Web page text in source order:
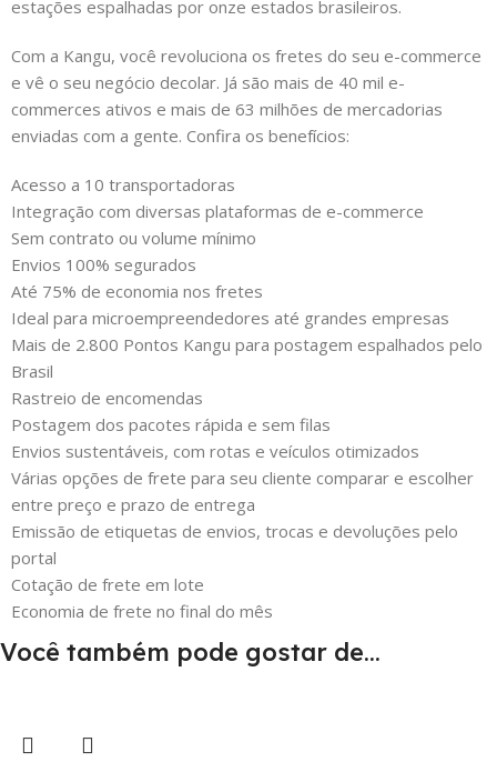
estações espalhadas por onze estados brasileiros.
Com a Kangu, você revoluciona os fretes do seu e-commerce
e vê o seu negócio decolar. Já são mais de 40 mil e-
commerces ativos e mais de 63 milhões de mercadorias
enviadas com a gente. Confira os benefícios:
Acesso a 10 transportadoras
Integração com diversas plataformas de e-commerce
Sem contrato ou volume mínimo
Envios 100% segurados
Até 75% de economia nos fretes
Ideal para microempreendedores até grandes empresas
Mais de 2.800 Pontos Kangu para postagem espalhados pelo
Brasil
Rastreio de encomendas
Postagem dos pacotes rápida e sem filas
Envios sustentáveis, com rotas e veículos otimizados
Várias opções de frete para seu cliente comparar e escolher
entre preço e prazo de entrega
Emissão de etiquetas de envios, trocas e devoluções pelo
portal
Cotação de frete em lote
Economia de frete no final do mês
Você também pode gostar de…